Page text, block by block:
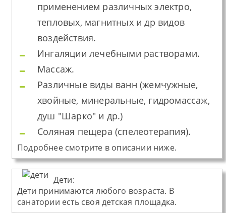
применением различных электро,
тепловых, магнитных и др видов
воздействия.
Ингаляции лечебными растворами.
Массаж.
Различные виды ванн (жемчужные,
хвойные, минеральные, гидромассаж,
душ "Шарко" и др.)
Соляная пещера (спелеотерапия).
Подробнее смотрите в описании ниже.
Дети:
Дети принимаются любого возраста. В
санатории есть своя детская площадка.